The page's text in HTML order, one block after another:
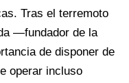
Tras el terremoto
—fundador de la
de disponer de
operar incluso